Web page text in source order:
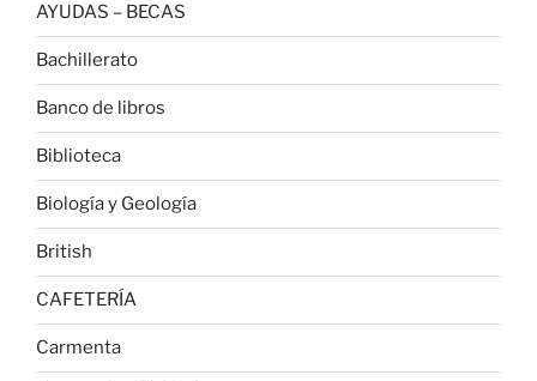
AYUDAS – BECAS
Bachillerato
Banco de libros
Biblioteca
Biología y Geología
British
CAFETERÍA
Carmenta